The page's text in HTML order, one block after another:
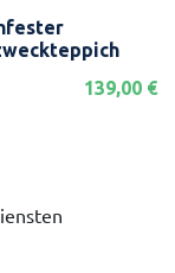
 Vorschau
139,00 €